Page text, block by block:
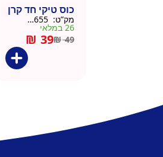
כוס טיקי חד קרן
מק”ט:
26 במלאי
₪49
₪ 39